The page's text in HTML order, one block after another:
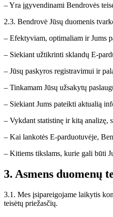
– Yra įgyvendinami Bendrovės
2.3. Bendrovė Jūsų duomenis
– Efektyviam, optimaliam ir Jums
– Siekiant užtikrinti sklandų E-
– Jūsų paskyros registravimui ir
– Tinkamam Jūsų užsakytų
– Siekiant Jums pateikti aktualią
– Vykdant statistinę ir kitą analizę,
– Kai lankotės E-parduotuvėje,
– Kitiems tikslams, kurie gali būti
3. Asmens duomenų
3.1. Mes įsipareigojame laikytis
teisėtų priežasčių.